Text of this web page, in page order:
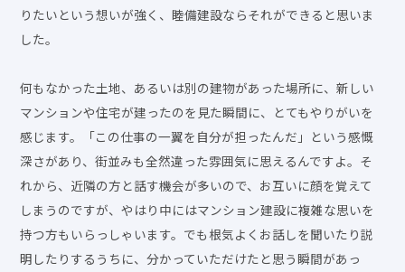
りたいという想いが強く、睦備建設ならそれができると思いま
した。
何もなかった土地、あるいは別の建物があった場所に、新しい
マンションや住宅が建ったのを見た瞬間に、とてもやりがいを
感じます。「この仕事の一翼を自分が担ったんだ」という感慨
深さがあり、街並みも全然違った雰囲気に思えるんですよ。そ
れから、近隣の方と話す機会が多いので、お互いに顔を覚えて
しまうのですが、やはり中にはマンション建設に複雑な思いを
持つ方もいらっしゃいます。でも根気よくお話しを聞いたり説
明したりするうちに、分かっていただけたと思う瞬間があっ